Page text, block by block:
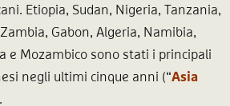
Etiopia, Sudan, Nigeria, Tanzania,
Gabon, Algeria, Namibia,
e Mozambico sono stati i principali
negli ultimi cinque anni (“Asia